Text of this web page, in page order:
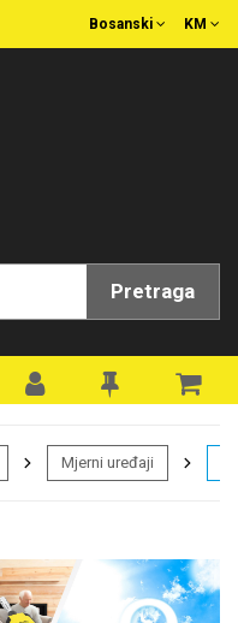
KM
Bosanski
Pretraga
Mjerni uređaji